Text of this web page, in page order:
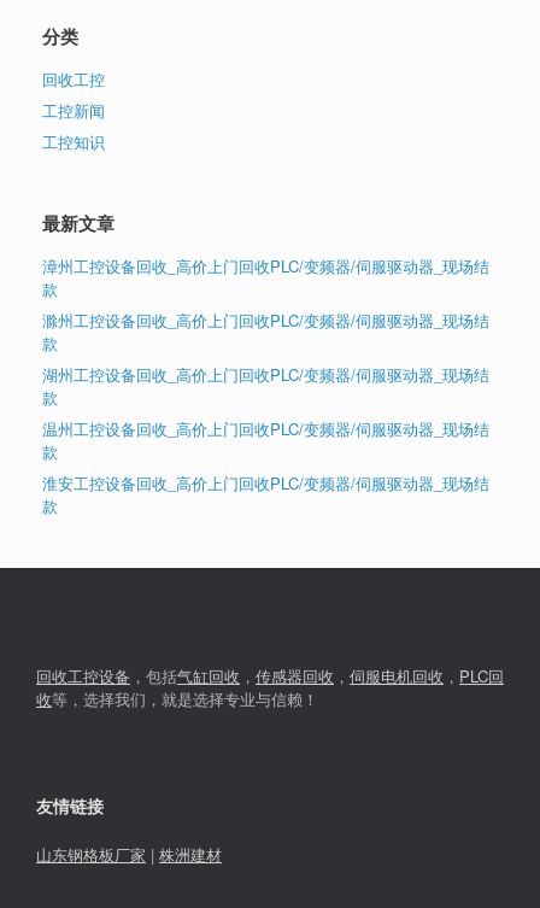
分类
回收工控
工控新闻
工控知识
最新文章
漳州工控设备回收_高价上门回收PLC/变频器/伺服驱动器_现场结
款
滁州工控设备回收_高价上门回收PLC/变频器/伺服驱动器_现场结
款
湖州工控设备回收_高价上门回收PLC/变频器/伺服驱动器_现场结
款
温州工控设备回收_高价上门回收PLC/变频器/伺服驱动器_现场结
款
淮安工控设备回收_高价上门回收PLC/变频器/伺服驱动器_现场结
款
回收工控设备 ，包括气缸回收 ， 传感器回收 ， 伺服电机回收 ， PLC回
收等，选择我们，就是选择专业与信赖！
友情链接
山东钢格板厂家 | 株洲建材